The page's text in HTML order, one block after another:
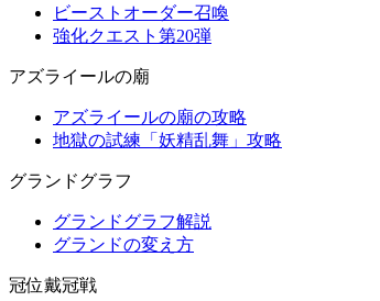
ビーストオーダー召喚
強化クエスト第20弾
アズライールの廟
アズライールの廟の攻略
地獄の試練「妖精乱舞」攻略
グランドグラフ
グランドグラフ解説
グランドの変え方
冠位戴冠戦